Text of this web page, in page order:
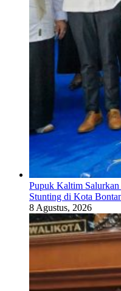
Pupuk Kaltim Salurkan
Stunting di Kota
8 Agustus, 2026